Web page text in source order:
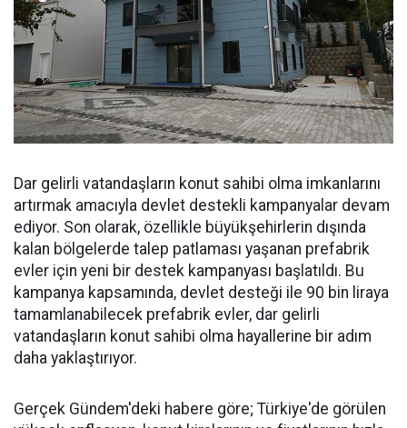
Dar gelirli vatandaşların konut sahibi olma imkanlarını
artırmak amacıyla devlet destekli kampanyalar devam
ediyor. Son olarak, özellikle büyükşehirlerin dışında
kalan bölgelerde talep patlaması yaşanan prefabrik
evler için yeni bir destek kampanyası başlatıldı. Bu
kampanya kapsamında, devlet desteği ile 90 bin liraya
tamamlanabilecek prefabrik evler, dar gelirli
vatandaşların konut sahibi olma hayallerine bir adım
daha yaklaştırıyor.
Gerçek Gündem'deki habere göre; Türkiye'de görülen